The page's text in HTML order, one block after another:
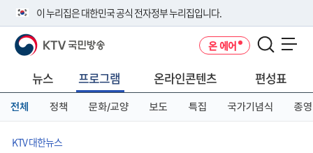
이 누리집은 대한민국 공식 전자정부 누리집입니다.
공식 누리집 주소 확인하기
니다.
이밖에 or.kr 또는 .kr등 다른 도메인 주소를 사용하고 있다면 아래 URL에
서 도메인 주소를 확인해 보세요
KTV 국민방송 온 에어
뉴스 프로그램 온라인콘텐츠 편성표
전체 정책 문화/교양 보도 특집 국가기념식 종영
KTV 대한뉴스